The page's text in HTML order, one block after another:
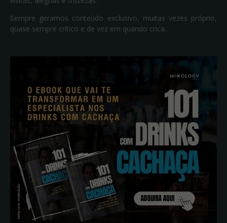
Sempre geramos conteúdo exclusivo, muitas vezes próprio,
quase sempre crítico e de vez em quando crica.